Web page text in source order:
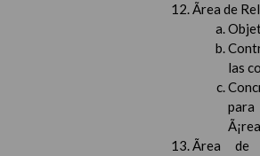
Ãrea de
las
para
Ãrea de